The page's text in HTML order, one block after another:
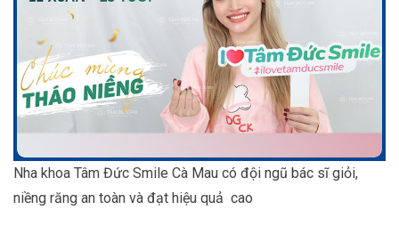
Nha khoa Tâm Đức Smile Cà Mau có đội ngũ bác sĩ giỏi,
niềng răng an toàn và đạt hiệu quả cao